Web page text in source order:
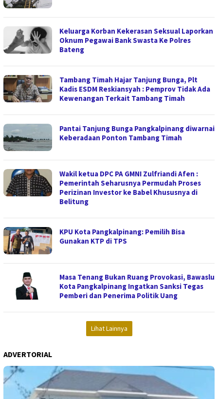
Keluarga Korban Kekerasan Seksual Laporkan
Oknum Pegawai Bank Swasta Ke Polres
Bateng
Tambang Timah Hajar Tanjung Bunga, Plt
Kadis ESDM Reskiansyah : Pemprov Tidak Ada
Kewenangan Terkait Tambang Timah
Pantai Tanjung Bunga Pangkalpinang diwarnai
Keberadaan Ponton Tambang Timah
Wakil ketua DPC PA GMNI Zulfriandi Afen :
Pemerintah Seharusnya Permudah Proses
Perizinan Investor ke Babel Khususnya di
Belitung
KPU Kota Pangkalpinang: Pemilih Bisa
Gunakan KTP di TPS
Masa Tenang Bukan Ruang Provokasi, Bawaslu
Kota Pangkalpinang Ingatkan Sanksi Tegas
Pemberi dan Penerima Politik Uang
Lihat Lainnya
ADVERTORIAL